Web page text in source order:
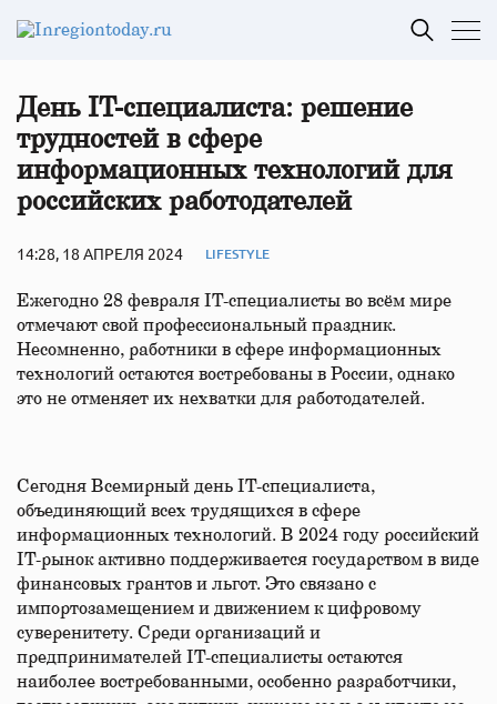
День IT-специалиста: решение
трудностей в сфере
информационных технологий для
российских работодателей
14:28, 18 АПРЕЛЯ 2024 LIFESTYLE
Ежегодно 28 февраля IT-специалисты во всём мире
отмечают свой профессиональный праздник.
Несомненно, работники в сфере информационных
технологий остаются востребованы в России, однако
это не отменяет их нехватки для работодателей.
Сегодня Всемирный день IТ-специалиста,
объединяющий всех трудящихся в сфере
информационных технологий. В 2024 году российский
IT-рынок активно поддерживается государством в виде
финансовых грантов и льгот. Это связано с
импортозамещением и движением к цифровому
суверенитету. Среди организаций и
предпринимателей IT-специалисты остаются
наиболее востребованными, особенно разработчики,